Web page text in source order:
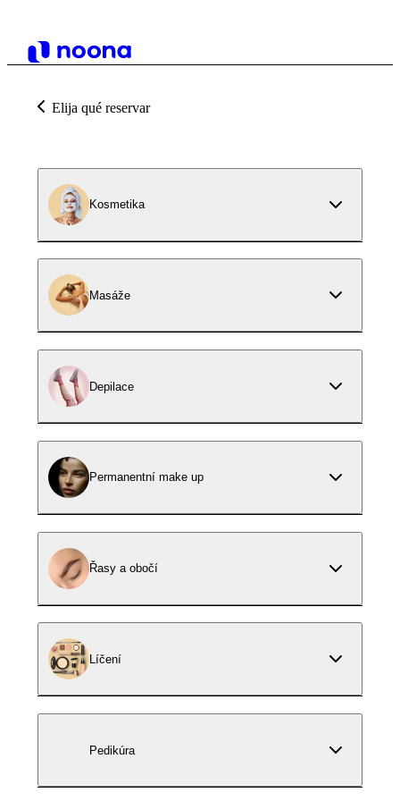
Elija qué reservar
Kosmetika
Masáže
Depilace
Permanentní make up
Řasy a obočí
Líčení
Pedikúra